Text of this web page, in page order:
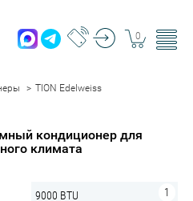
0
TION Edelweiss
кондиционер для
климата
9000 BTU